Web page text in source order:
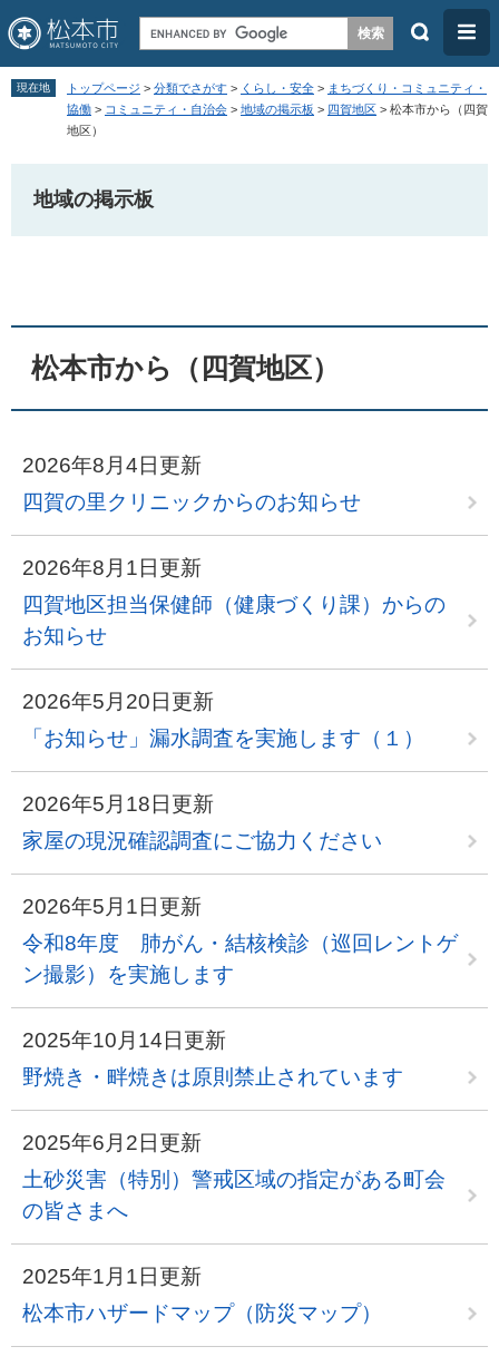
ペ
頭
。
メ
飛
て
検
メ
ニ
ュ
ー
現在地 トップページ > 分類でさがす > くらし・安全 > まちづくり・コミュニティ・
協働 > コミュニティ・自治会 > 地域の掲示板 > 四賀地区 > 松本市から（四賀
地区）
地域の掲示板
松本市から（四賀地区）
2026年8月4日更新
四賀の里クリニックからのお知らせ
2026年8月1日更新
四賀地区担当保健師（健康づくり課）からの
お知らせ
2026年5月20日更新
「お知らせ」漏水調査を実施します（１）
2026年5月18日更新
家屋の現況確認調査にご協力ください
2026年5月1日更新
令和8年度 肺がん・結核検診（巡回レントゲ
ン撮影）を実施します
2025年10月14日更新
野焼き・畔焼きは原則禁止されています
2025年6月2日更新
土砂災害（特別）警戒区域の指定がある町会
の皆さまへ
2025年1月1日更新
松本市ハザードマップ（防災マップ）